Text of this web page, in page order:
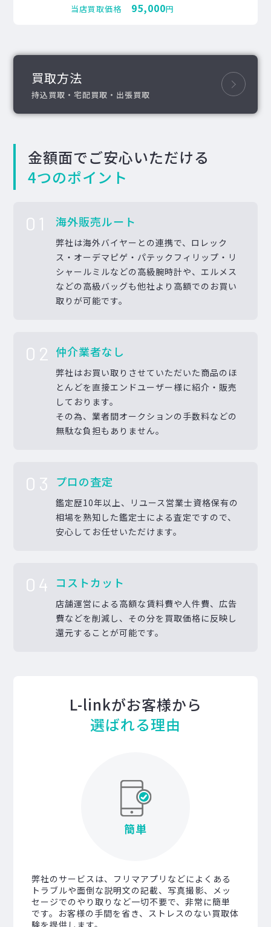
当店買取価格 95,000円
買取方法
持込買取・宅配買取・出張買取
金額面でご安心いただける
4つのポイント
01 海外販売ルート
弊社は海外バイヤーとの連携で、ロレック
ス・オーデマピゲ・パテックフィリップ・リ
シャールミルなどの高級腕時計や、エルメス
などの高級バッグも他社より高額でのお買い
取りが可能です。
02 仲介業者なし
弊社はお買い取りさせていただいた商品のほ
とんどを直接エンドユーザー様に紹介・販売
しております。
その為、業者間オークションの手数料などの
無駄な負担もありません。
03 プロの査定
鑑定歴10年以上、リユース営業士資格保有の
相場を熟知した鑑定士による査定ですので、
安心してお任せいただけます。
04 コストカット
店舗運営による高額な賃料費や人件費、広告
費などを削減し、その分を買取価格に反映し
還元することが可能です。
L-linkがお客様から
選ばれる理由
簡単
弊社のサービスは、フリマアプリなどによくある
トラブルや面倒な説明文の記載、写真撮影、メッ
セージでのやり取りなど一切不要で、非常に簡単
です。お客様の手間を省き、ストレスのない買取体
験を提供します。